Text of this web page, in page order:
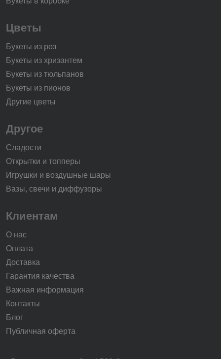
Цветы
Букеты из роз
Букеты из хризантем
Букеты из тюльпанов
Букеты из пионов
Другие цветы
Другое
Сладости
Открытки и топперы
Игрушки и воздушные шары
Вазы, свечи и диффузоры
Клиентам
О нас
Оплата
Доставка
Гарантия качества
Важная информация
Контакты
Блог
Публичная оферта